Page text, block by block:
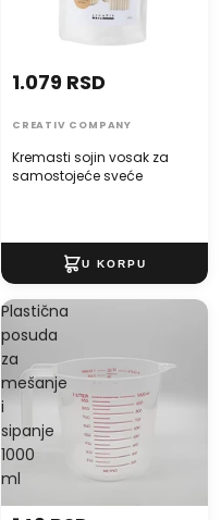
Kremasti sojin vosak za
samostojeće sveće
1.079 RSD
CREATIV COMPANY
Plastična
posuda
za
mešanje
i
sipanje
1000
ml